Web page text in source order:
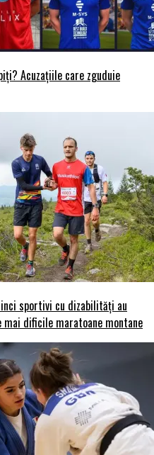
Acuzațiile care zguduie
sportivi cu dizabilități au
dificile maratoane montane